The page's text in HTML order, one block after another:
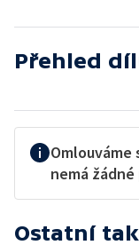
Přehled
nemá
Ostatní